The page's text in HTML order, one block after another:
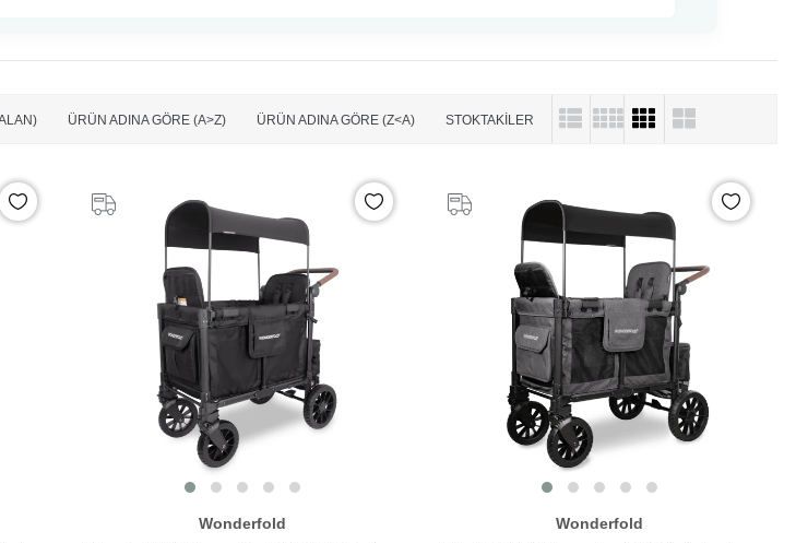
ÜRÜN ADINA GÖRE (A>Z) ÜRÜN ADINA GÖRE (Z<A) STOKTAKILER
Wonderfold Wonderfold